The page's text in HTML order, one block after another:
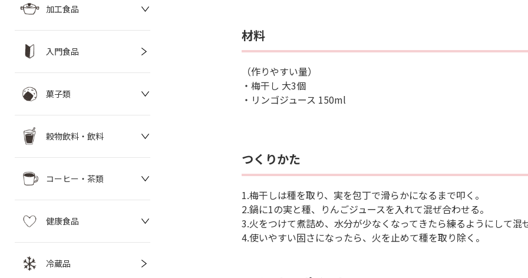
加工食品
入門食品
菓子類
穀物飲料・飲料
コーヒー・茶類
健康食品
冷蔵品
材料
（作りやすい量）
・梅干し 大3個
・リンゴジュース 150ml
つくりかた
1.梅干しは種を取り、実を包丁で滑らかになるまで叩く。
2.鍋に1の実と種、りんごジュースを入れて混ぜ合わせる。
3.火をつけて煮詰め、水分が少なくなってきたら練るようにして混
4.使いやすい固さになったら、火を止めて種を取り除く。